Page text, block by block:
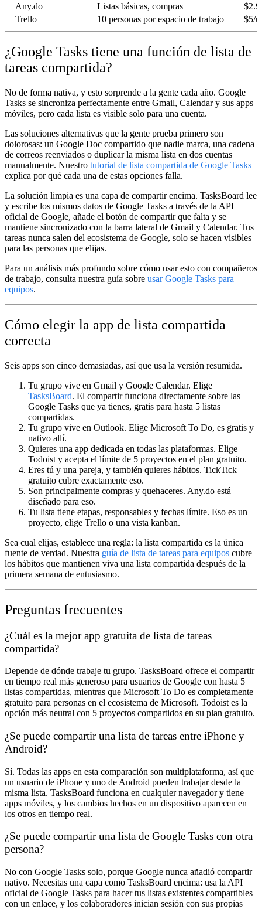
Any.do
Listas básicas, compras
Trello
10 personas por espacio de trabajo $5/
¿Google Tasks tiene una función de lista de
tareas compartida?
No de forma nativa, y esto sorprende a la gente cada año. Google
Tasks se sincroniza perfectamente entre Gmail, Calendar y sus apps
móviles, pero cada lista es visible solo para una cuenta.
Las soluciones alternativas que la gente prueba primero son
dolorosas: un Google Doc compartido que nadie marca, una cadena
de correos reenviados o duplicar la misma lista en dos cuentas
manualmente. Nuestro tutorial de lista compartida de Google Tasks
explica por qué cada una de estas opciones falla.
La solución limpia es una capa de compartir encima. TasksBoard lee
y escribe los mismos datos de Google Tasks a través de la API
oficial de Google, añade el botón de compartir que falta y se
mantiene sincronizado con la barra lateral de Gmail y Calendar. Tus
tareas nunca salen del ecosistema de Google, solo se hacen visibles
para las personas que elijas.
Para un análisis más profundo sobre cómo usar esto con compañeros
de trabajo, consulta nuestra guía sobre usar Google Tasks para
equipos.
Cómo elegir la app de lista compartida
correcta
Seis apps son cinco demasiadas, así que usa la versión resumida.
Tu grupo vive en Gmail y Google Calendar. Elige
TasksBoard. El compartir funciona directamente sobre las
Google Tasks que ya tienes, gratis para hasta 5 listas
compartidas.
Tu grupo vive en Outlook. Elige Microsoft To Do, es gratis y
nativo allí.
Quieres una app dedicada en todas las plataformas. Elige
Todoist y acepta el límite de 5 proyectos en el plan gratuito.
Eres tú y una pareja, y también quieres hábitos. TickTick
gratuito cubre exactamente eso.
Son principalmente compras y quehaceres. Any.do está
diseñado para eso.
Tu lista tiene etapas, responsables y fechas límite. Eso es un
proyecto, elige Trello o una vista kanban.
Sea cual elijas, establece una regla: la lista compartida es la única
fuente de verdad. Nuestra guía de lista de tareas para equipos cubre
los hábitos que mantienen viva una lista compartida después de la
primera semana de entusiasmo.
Preguntas frecuentes
¿Cuál es la mejor app gratuita de lista de tareas
compartida?
Depende de dónde trabaje tu grupo. TasksBoard ofrece el compartir
en tiempo real más generoso para usuarios de Google con hasta 5
listas compartidas, mientras que Microsoft To Do es completamente
gratuito para personas en el ecosistema de Microsoft. Todoist es la
opción más neutral con 5 proyectos compartidos en su plan gratuito.
¿Se puede compartir una lista de tareas entre iPhone y
Android?
Sí. Todas las apps en esta comparación son multiplataforma, así que
un usuario de iPhone y uno de Android pueden trabajar desde la
misma lista. TasksBoard funciona en cualquier navegador y tiene
apps móviles, y los cambios hechos en un dispositivo aparecen en
los otros en tiempo real.
¿Se puede compartir una lista de Google Tasks con otra
persona?
No con Google Tasks solo, porque Google nunca añadió compartir
nativo. Necesitas una capa como TasksBoard encima: usa la API
oficial de Google Tasks para hacer tus listas existentes compartibles
con un enlace, y los colaboradores inician sesión con sus propias